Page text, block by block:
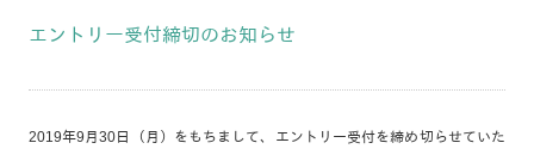
エントリー受付締切のお知らせ
2019年9月30日（月）をもちまして、エントリー受付を締め切らせていた